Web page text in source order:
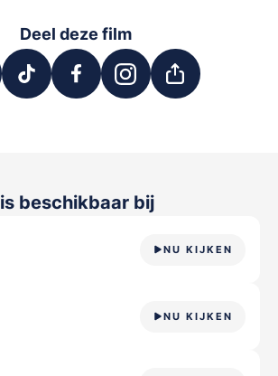
Deel deze film
is beschikbaar bij
NU KIJKEN
NU KIJKEN